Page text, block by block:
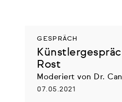
GESPRÄCH
Rost
Moderiert von Dr.
07.05.2021